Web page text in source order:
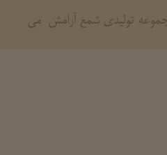
تولیدی شمع آرامش می